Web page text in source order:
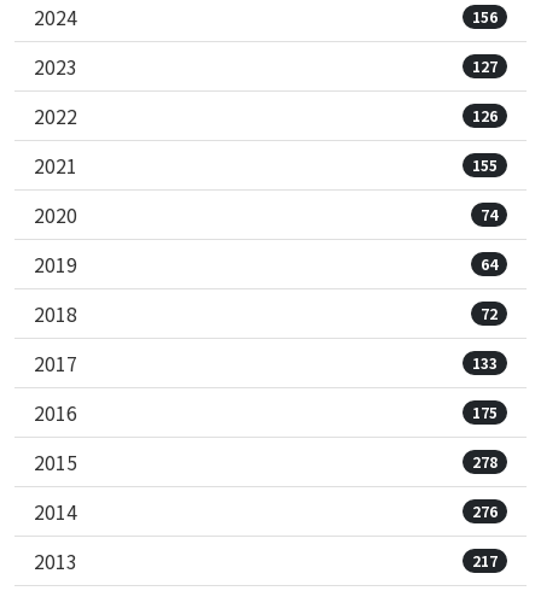
2024 156
2023 127
2022 126
2021 155
2020 74
2019 64
2018 72
2017 133
2016 175
2015 278
2014 276
2013 217